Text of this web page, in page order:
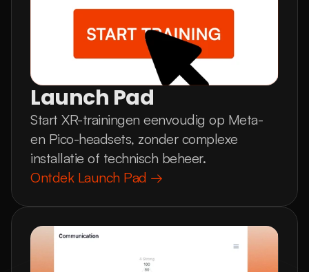
Launch Pad
Start XR-trainingen eenvoudig op Meta-
en Pico-headsets, zonder complexe
installatie of technisch beheer.
Ontdek Launch Pad →